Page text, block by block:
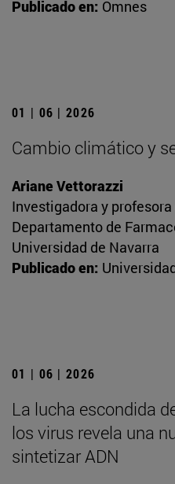
Publicado en: Omnes
01 | 06 | 2026
Cambio climático y
Ariane Vettorazzi
Investigadora y
Departamento de
Universidad de Navarra
Publicado en:
01 | 06 | 2026
La lucha escondida
los virus revela una
sintetizar ADN